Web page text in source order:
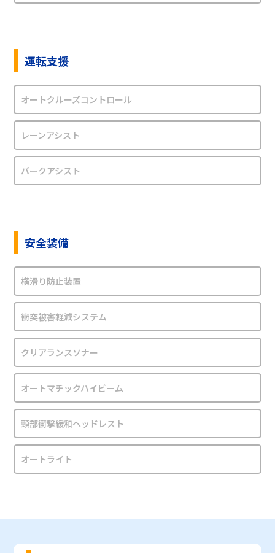
運転支援
オートクルーズコントロール
レーンアシスト
パークアシスト
安全装備
横滑り防止装置
衝突被害軽減システム
クリアランスソナー
オートマチックハイビーム
頸部衝撃緩和ヘッドレスト
オートライト